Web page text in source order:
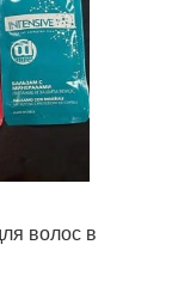
волос в